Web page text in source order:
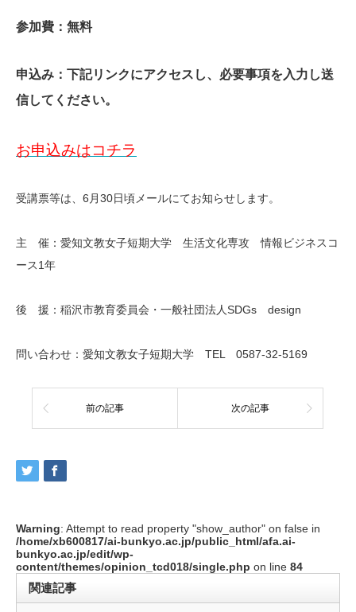
参加費：無料
申込み：下記リンクにアクセスし、必要事項を入力し送
信してください。
お申込みはコチラ
受講票等は、6月30日頃メールにてお知らせします。
主 催：愛知文教女子短期大学 生活文化専攻 情報ビジネスコ
ース1年
後 援：稲沢市教育委員会・一般社団法人SDGs design
問い合わせ：愛知文教女子短期大学 TEL 0587-32-5169
前の記事 次の記事
Warning: Attempt to read property "show_author" on false in
/home/xb600817/ai-bunkyo.ac.jp/public_html/afa.ai-
bunkyo.ac.jp/edit/wp-
content/themes/opinion_tcd018/single.php on line 84
関連記事